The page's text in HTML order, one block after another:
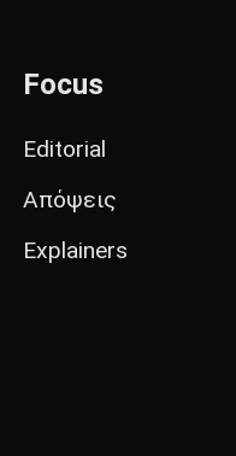
Focus
Editorial
Απόψεις
Explainers